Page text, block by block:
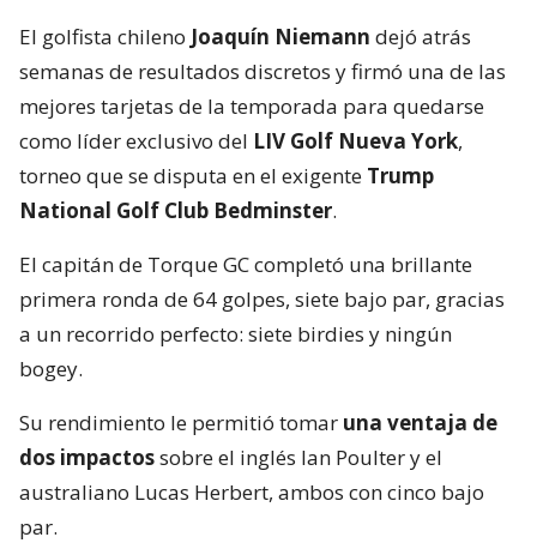
El golfista chileno Joaquín Niemann dejó atrás
semanas de resultados discretos y firmó una de las
mejores tarjetas de la temporada para quedarse
como líder exclusivo del LIV Golf Nueva York,
torneo que se disputa en el exigente Trump
National Golf Club Bedminster.
El capitán de Torque GC completó una brillante
primera ronda de 64 golpes, siete bajo par, gracias
a un recorrido perfecto: siete birdies y ningún
bogey.
Su rendimiento le permitió tomar una ventaja de
dos impactossobre el inglés Ian Poulter y el
australiano Lucas Herbert, ambos con cinco bajo
par.